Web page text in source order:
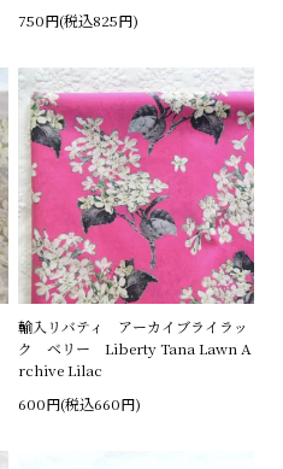
750円(税込825円)
輸入リバティ アーカイブライラッ
ク ベリー Liberty Tana Lawn A
rchive Lilac
600円(税込660円)